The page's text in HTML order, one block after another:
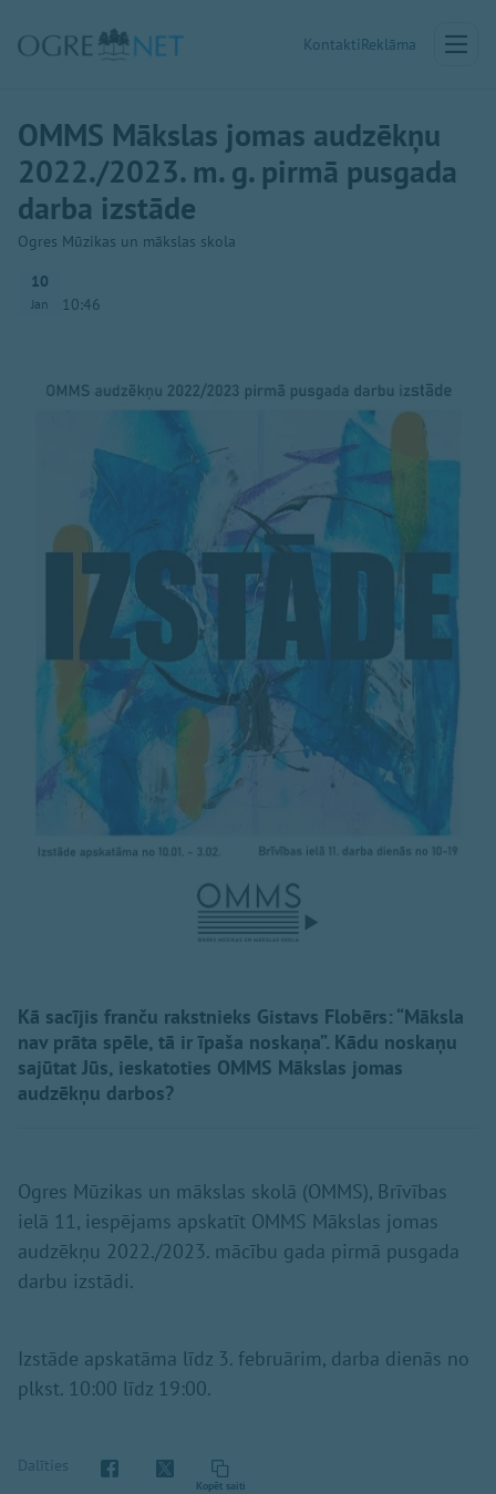
KontaktiReklāma
OMMS Mākslas jomas audzēkņu
2022./2023. m. g. pirmā pusgada
darba izstāde
Ogres Mūzikas un mākslas skola
10
Jan 10:46
Kā sacījis franču rakstnieks Gistavs Flobērs: “Māksla
nav prāta spēle, tā ir īpaša noskaņa”. Kādu noskaņu
sajūtat Jūs, ieskatoties OMMS Mākslas jomas
audzēkņu darbos?
Ogres Mūzikas un mākslas skolā (OMMS), Brīvības
ielā 11, iespējams apskatīt OMMS Mākslas jomas
audzēkņu 2022./2023. mācību gada pirmā pusgada
darbu izstādi.
Izstāde apskatāma līdz 3. februārim, darba dienās no
plkst. 10:00 līdz 19:00.
Dalīties
Kopēt saiti